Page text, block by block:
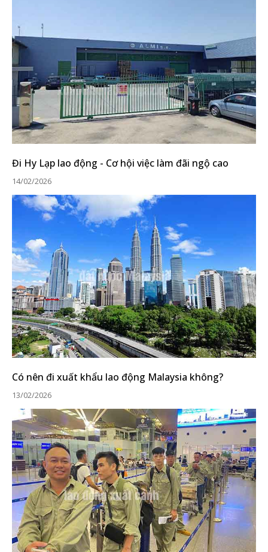
Đi Hy Lạp lao động - Cơ hội việc làm đãi ngộ cao
14/02/2026
Có nên đi xuất khẩu lao động Malaysia không?
13/02/2026